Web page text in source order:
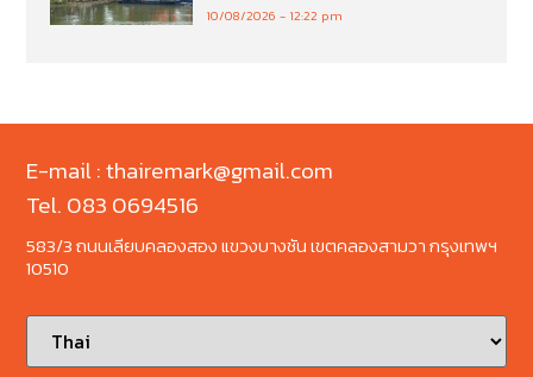
10/08/2026 12:22 pm
E-mail : thairemark@gmail.com
Tel. 083 0694516
583/3 ถนนเลียบคลองสอง แขวงบางชัน เขตคลองสามวา กรุงเทพฯ
10510